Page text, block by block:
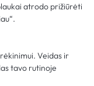
atrodo prižiūrėti
Veidas ir
tavo rutinoje